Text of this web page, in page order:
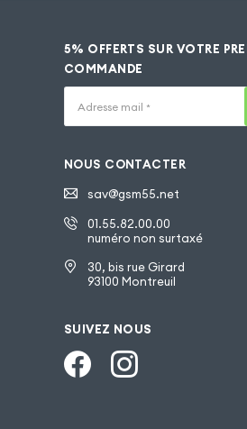
5% OFFERTS SUR VOTRE
COMMANDE
Adresse mail *
NOUS CONTACTER
sav@gsm55.net
01.55.82.00.00
numéro non surtaxé
30, bis rue Girard
93100 Montreuil
SUIVEZ NOUS